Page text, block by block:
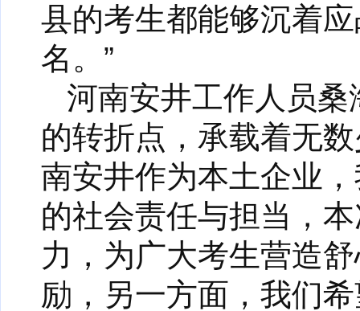
县的考生都能够沉着
名。”
河南安井工作人员桑
的转折点，承载着无
南安井作为本土企业
的社会责任与担当，
力，为广大考生营造
励，另一方面，我们